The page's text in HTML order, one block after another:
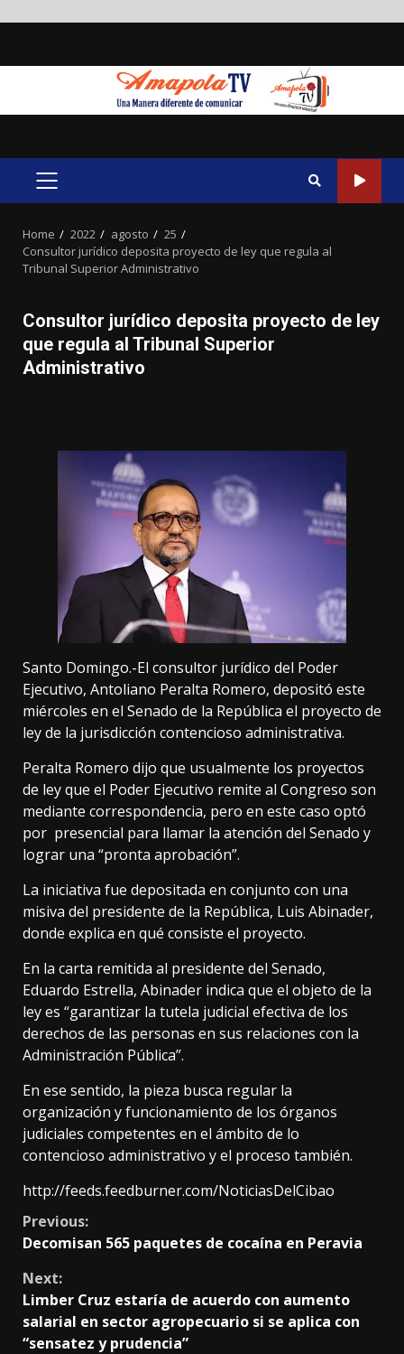
PRIMARY
Home 2022 agosto
25
Consultor jurídico deposita proyecto de ley que regula al
Tribunal Superior Administrativo
Consultor jurídico deposita proyecto de ley
que regula al Tribunal Superior
Administrativo
Santo Domingo.-El consultor jurídico del Poder
Ejecutivo, Antoliano Peralta Romero, depositó este
miércoles en el Senado de la República el proyecto de
ley de la jurisdicción contencioso administrativa.
Peralta Romero dijo que usualmente los proyectos
de ley que el Poder Ejecutivo remite al Congreso son
mediante correspondencia, pero en este caso optó
por presencial para llamar la atención del Senado y
lograr una “pronta aprobación”.
La iniciativa fue depositada en conjunto con una
misiva del presidente de la República, Luis Abinader,
donde explica en qué consiste el proyecto.
En la carta remitida al presidente del Senado,
Eduardo Estrella, Abinader indica que el objeto de la
ley es “garantizar la tutela judicial efectiva de los
derechos de las personas en sus relaciones con la
Administración Pública”.
En ese sentido, la pieza busca regular la
organización y funcionamiento de los órganos
judiciales competentes en el ámbito de lo
contencioso administrativo y el proceso también.
http://feeds.feedburner.com/NoticiasDelCibao
Continue
Previous:
Decomisan 565 paquetes de cocaína en Peravia
Next:
Limber Cruz estaría de acuerdo con aumento
salarial en sector agropecuario si se aplica con
“sensatez y prudencia”